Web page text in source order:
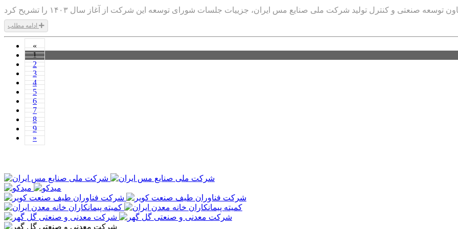
1403/10/19
«
1
2
3
4
5
6
7
8
9
»